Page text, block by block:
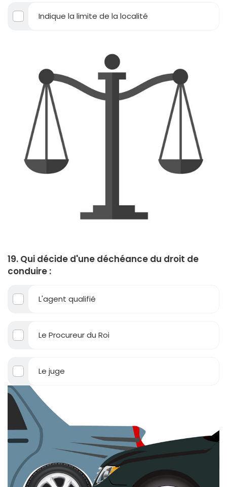
Indique la limite de la localité
19. Qui décide d'une déchéance du droit de
conduire :
L'agent qualifié
Le Procureur du Roi
Le juge